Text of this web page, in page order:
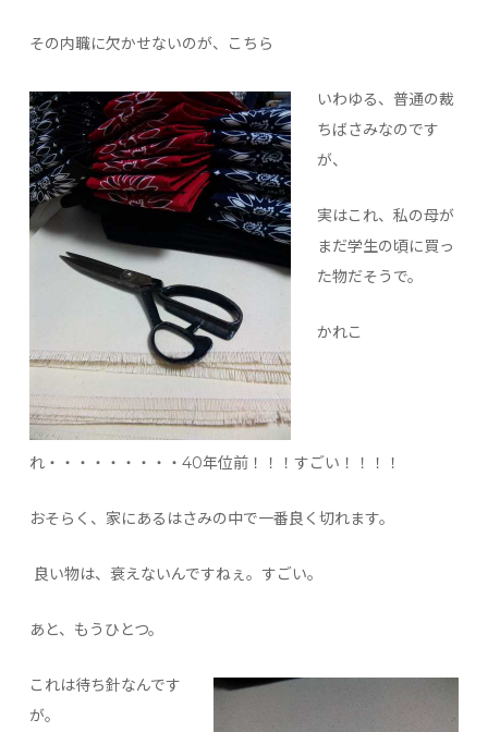
その内職に欠かせないのが、こちら
いわゆる、普通の裁
ちばさみなのです
が、
実はこれ、私の母が
まだ学生の頃に買っ
た物だそうで。
かれこ
れ・・・・・・・・・40年位前！！！すごい！！！！
おそらく、家にあるはさみの中で一番良く切れます。
良い物は、衰えないんですねぇ。すごい。
あと、もうひとつ。
これは待ち針なんです
が。